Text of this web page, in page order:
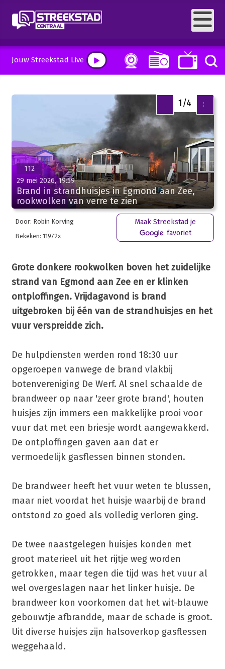
Jouw Streekstad Live
>
1/4
112
29 mei 2026, 19:59
Brand in strandhuisjes in Egmond aan Zee,
rookwolken van verre te zien
Door: Robin Korving
Bekeken: 11972x
Maak Streekstad je
favoriet
Grote donkere rookwolken boven het zuidelijke
strand van Egmond aan Zee en er klinken
ontploffingen. Vrijdagavond is brand
uitgebroken bij één van de strandhuisjes en het
vuur verspreidde zich.
De hulpdiensten werden rond 18:30 uur
opgeroepen vanwege de brand vlakbij
botenvereniging De Werf. Al snel schaalde de
brandweer op naar 'zeer grote brand', houten
huisjes zijn immers een makkelijke prooi voor
vuur dat met een briesje wordt aangewakkerd.
De ontploffingen gaven aan dat er
vermoedelijk gasflessen binnen stonden.
De brandweer heeft het vuur weten te blussen,
maar niet voordat het huisje waarbij de brand
ontstond zo goed als volledig verloren ging.
De twee naastgelegen huisjes konden met
groot materieel uit het rijtje weg worden
getrokken, maar tegen die tijd was het vuur al
wel overgeslagen naar het linker huisje. De
brandweer kon voorkomen dat het wit-blauwe
gebouwtje afbrandde, maar de schade is groot.
Uit diverse huisjes zijn halsoverkop gasflessen
weggehaald.